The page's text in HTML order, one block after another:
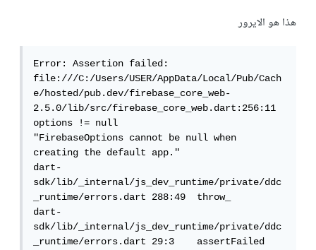
هذا هو الايرور
Error: Assertion failed:
file:///C:/Users/USER/AppData/Local/Pub/Cach
e/hosted/pub.dev/firebase_core_web-
2.5.0/lib/src/firebase_core_web.dart:256:11
options != null
"FirebaseOptions cannot be null when
creating the default app."
dart-
sdk/lib/_internal/js_dev_runtime/private/ddc
_runtime/errors.dart 288:49  throw_
dart-
sdk/lib/_internal/js_dev_runtime/private/ddc
_runtime/errors.dart 29:3    assertFailed